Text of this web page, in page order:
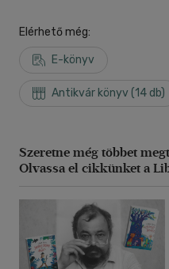
Elérhető még:
E-könyv
Antikvár könyv (14 db)
Szeretne még többet
Olvassa el cikkünket a